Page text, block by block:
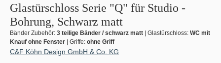
Durchschnittliche Bewertung von 0 von 5 Sternen
Glastürschloss Serie "Q" für Studio -
Bohrung, Schwarz matt
Bänder Zubehör: 3 teilige Bänder / schwarz matt | Glastürschloss: WC mit
Knauf ohne Fenster | Griffe: ohne Griff
C&F Köhn Design GmbH & Co. KG